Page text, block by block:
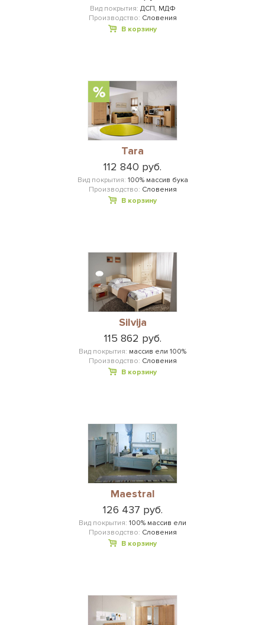
Вид покрытия: ДСП, МДФ
Производство: Словения
В корзину
Tara
112 840 руб.
Вид покрытия: 100% массив бука
Производство: Словения
В корзину
Silvija
115 862 руб.
Вид покрытия: массив ели 100%
Производство: Словения
В корзину
Maestral
126 437 руб.
Вид покрытия: 100% массив ели
Производство: Словения
В корзину